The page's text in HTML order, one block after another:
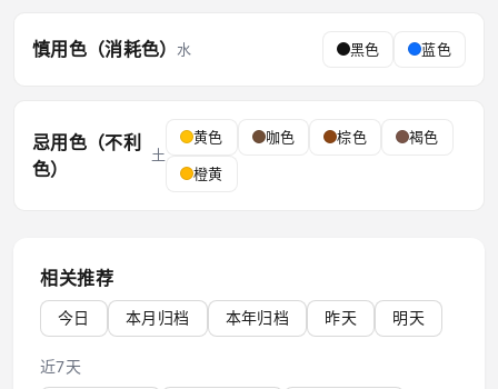
慎用色（消耗色） 水 黑色 蓝色
忌用色（不利
色）
土
黄色 咖色 棕色
褐色
橙黄
相关推荐
今日 本月归档 本年归档 昨天 明天
近7天